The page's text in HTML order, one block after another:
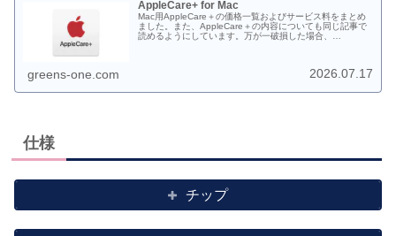
AppleCare+ for Mac
Mac用AppleCare＋の価格一覧およびサービス料をまとめ
ました。また、AppleCare＋の内容についても同じ記事で
読めるようにしています。万が一破損した場合、
greens-one.com 2026.07.17
仕様
チップ